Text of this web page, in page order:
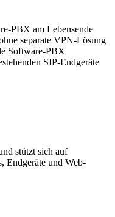
PBX am Lebensende
separate VPN-Lösung
Software-PBX
SIP-Endgeräte
stützt sich auf
Endgeräte und Web-